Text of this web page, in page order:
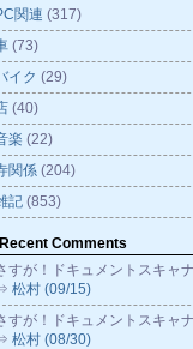
関連 (317)
(73)
イク (29)
(40)
楽 (22)
関係 (204)
記 (853)
Comments
すが！ドキュメントスキャナ
松村 (09/15)
すが！ドキュメントスキャナ
松村 (08/30)